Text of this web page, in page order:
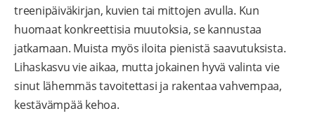
treenipäiväkirjan, kuvien tai mittojen avulla. Kun
huomaat konkreettisia muutoksia, se kannustaa
jatkamaan. Muista myös iloita pienistä saavutuksista.
Lihaskasvu vie aikaa, mutta jokainen hyvä valinta vie
sinut lähemmäs tavoitettasi ja rakentaa vahvempaa,
kestävämpää kehoa.